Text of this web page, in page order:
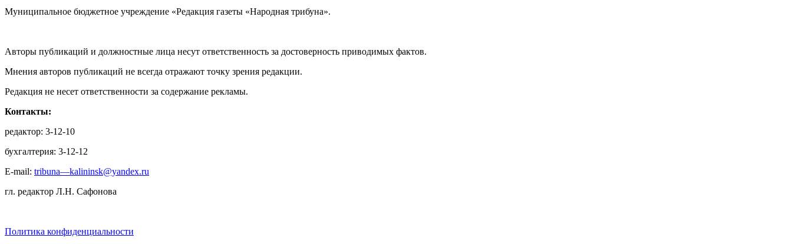
Муниципальное бюджетное учреждение «Редакция газеты «Народная трибуна».
Авторы публикаций и должностные лица несут ответственность за достоверность приводимых фактов.
Мнения авторов публикаций не всегда отражают точку зрения редакции.
Редакция не несет ответственности за содержание рекламы.
Контакты:
редактор: 3-12-10
бухгалтерия: 3-12-12
E-mail: tribuna—kalininsk@yandex.ru
гл. редактор Л.Н. Сафонова
Политика конфиденциальности